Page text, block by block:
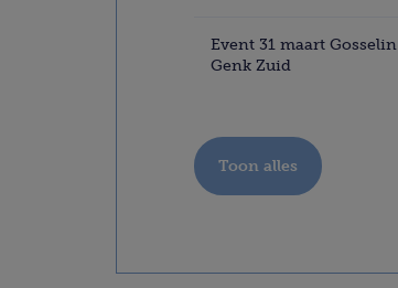
Event 31 maart Gosselin
Genk Zuid
Toon alles